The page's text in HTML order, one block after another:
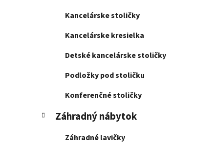
Kancelárske stoličky
Kancelárske kresielka
Detské kancelárske stoličky
Podložky pod stoličku
Konferenčné stoličky
Záhradný nábytok
Záhradné lavičky